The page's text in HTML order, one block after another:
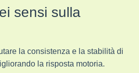
sensi sulla
la consistenza e la stabilità di
la risposta motoria.